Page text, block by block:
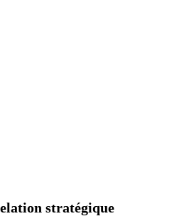
stratégique